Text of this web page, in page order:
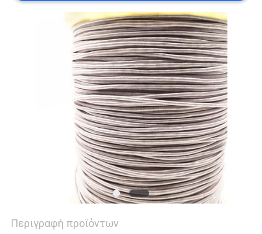
ΑΠΌΣΠΑΣΜΑ
Περιγραφή προϊόντων